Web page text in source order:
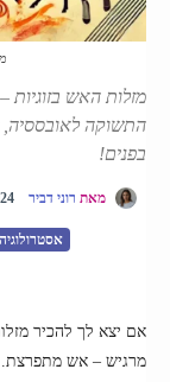
מזלות האש בזוגיות
התשוקה לאובססיה,
בפנים!
אסטרולוגיה
מאת רוני דביר
אם יצא לך להכיר
מרגיש – אש מתפרצת.